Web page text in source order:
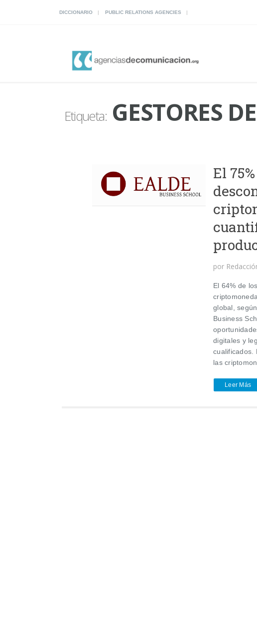
DICCIONARIO PUBLIC RELATIONS AGENCIES
Etiqueta:GESTORES
El
por
El 64% de
global,
Business
digitales y
cualificados.
las
Leer Más